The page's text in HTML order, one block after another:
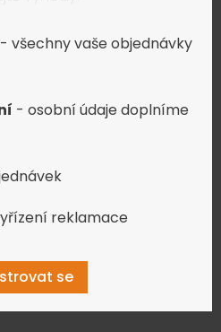
- všechny vaše objednávky
- osobní údaje doplníme
reklamace
se